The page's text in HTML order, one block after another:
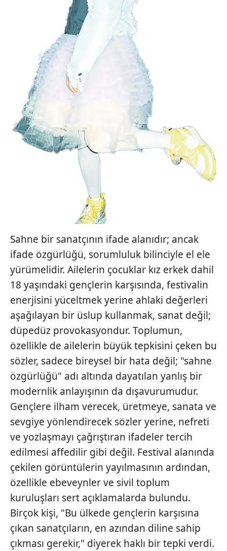
Sahne bir sanatçının ifade alanıdır; ancak
ifade özgürlüğü, sorumluluk bilinciyle el ele
yürümelidir. Ailelerin çocuklar kız erkek dahil
18 yaşındaki gençlerin karşısında, festivalin
enerjisini yüceltmek yerine ahlaki değerleri
aşağılayan bir üslup kullanmak, sanat değil;
düpedüz provokasyondur. Toplumun,
özellikle de ailelerin büyük tepkisini çeken bu
sözler, sadece bireysel bir hata değil; "sahne
özgürlüğü" adı altında dayatılan yanlış bir
modernlik anlayışının da dışavurumudur.
Gençlere ilham verecek, üretmeye, sanata ve
sevgiye yönlendirecek sözler yerine, nefreti
ve yozlaşmayı çağrıştıran ifadeler tercih
edilmesi affedilir gibi değil. Festival alanında
çekilen görüntülerin yayılmasının ardından,
özellikle ebeveynler ve sivil toplum
kuruluşları sert açıklamalarda bulundu.
Birçok kişi, "Bu ülkede gençlerin karşısına
çıkan sanatçıların, en azından diline sahip
çıkması gerekir," diyerek haklı bir tepki verdi.